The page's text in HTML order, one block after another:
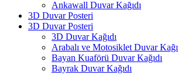
Ankawall Duvar Kağıdı
3D Duvar Posteri
3D Duvar Posteri
3D Duvar Kağıdı
Arabalı ve Motosiklet Duvar
Bayan Kuaförü Duvar Kağıdı
Bayrak Duvar Kağıdı